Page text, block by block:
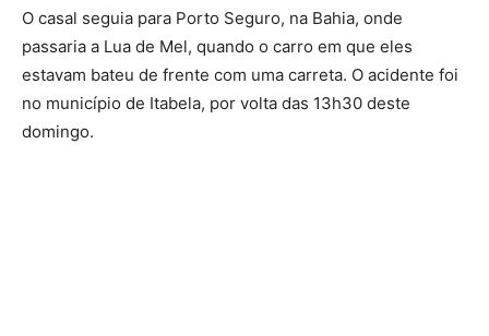
O casal seguia para Porto Seguro, na Bahia, onde
passaria a Lua de Mel, quando o carro em que eles
estavam bateu de frente com uma carreta. O acidente foi
no município de Itabela, por volta das 13h30 deste
domingo.